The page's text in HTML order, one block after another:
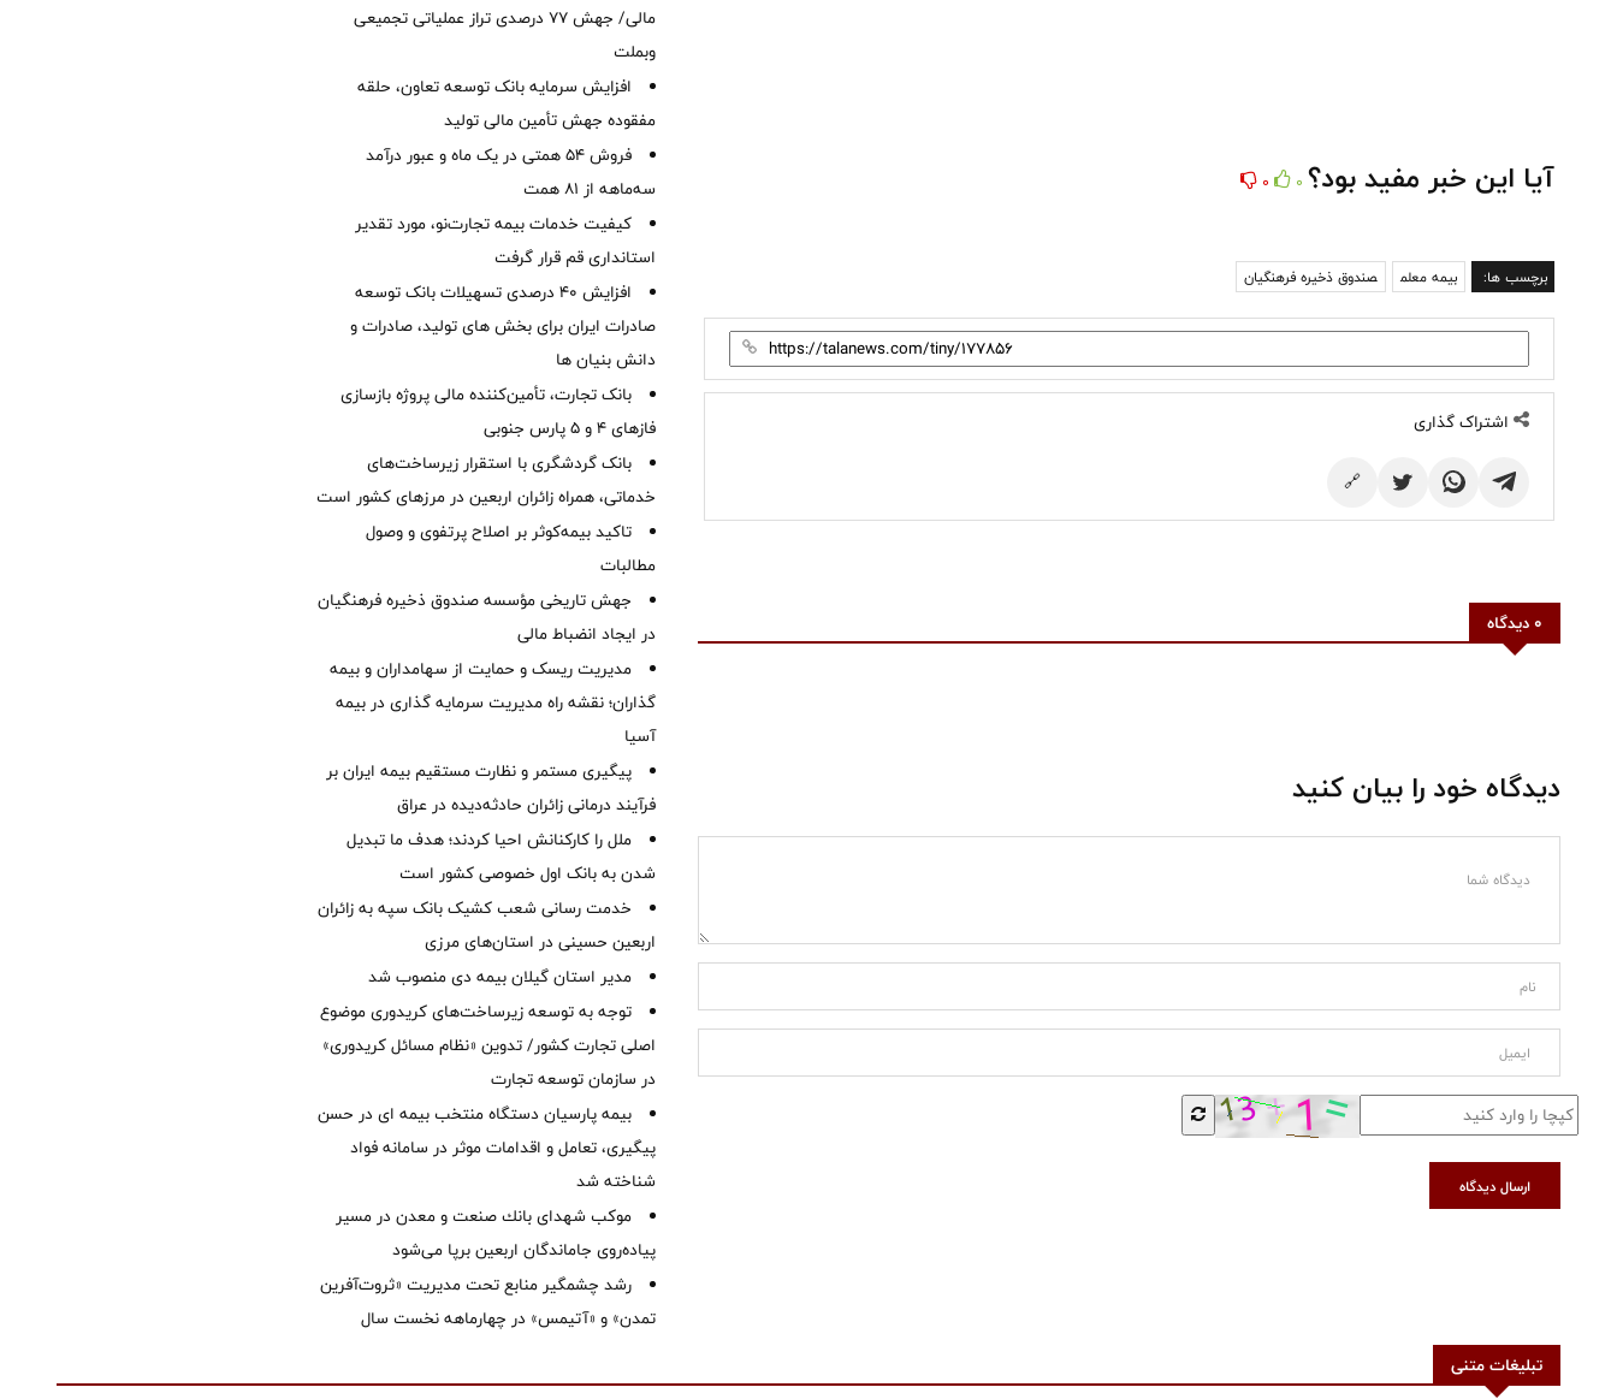
آیا این خبر مفید بود؟ 0
0
برچسب ها: بیمه معلم صندوق ذخیره فرهنگیان
اشتراک گذاری
🔗
0 دیدگاه
دیدگاه خود را بیان کنید
ارسال دیدگاه
مالی/ جهش 77 درصدی تراز عملیاتی تجمیعی
وبملت
افزایش سرمایه بانک توسعه تعاون، حلقه
مفقوده جهش تأمین مالی تولید
فروش 54 همتی در یک ماه و عبور درآمد
سه‌ماهه از 81 همت
کیفیت خدمات بیمه تجارت‌نو، مورد تقدیر
استانداری قم قرار گرفت
افزایش 40 درصدی تسهیلات بانک توسعه
صادرات ایران برای بخش های تولید، صادرات و
دانش بنیان ها
بانک تجارت، تأمین‌کننده مالی پروژه بازسازی
فازهای ۴ و ۵ پارس جنوبی
بانک گردشگری با استقرار زیرساخت‌های
خدماتی، همراه زائران اربعین در مرزهای کشور است
تاکید بیمه‌کوثر بر اصلاح پرتفوی و وصول
مطالبات ‌
جهش تاریخی مؤسسه صندوق ذخیره فرهنگیان
در ایجاد انضباط مالی
مدیریت ریسک و حمایت از سهامداران و بیمه
گذاران؛ نقشه راه مدیریت سرمایه گذاری در بیمه
آسیا
پیگیری مستمر و نظارت مستقیم بیمه ایران بر
فرآیند درمانی زائران حادثه‌دیده در عراق
ملل را کارکنانش احیا کردند؛ هدف ما تبدیل
شدن به بانک اول خصوصی کشور است
خدمت رسانی شعب کشیک بانک سپه به زائران
اربعین حسینی در استان‌‌های مرزی
‌مدیر استان گیلان بیمه دی منصوب شد
توجه به توسعه زیرساخت‌های کریدوری موضوع
اصلی تجارت کشور/ تدوین «نظام مسائل کریدوری»
در سازمان توسعه تجارت
بیمه پارسیان دستگاه منتخب بیمه ای در حسن
پیگیری، تعامل و اقدامات موثر در سامانه فواد
شناخته شد
موكب شهدای بانك صنعت و معدن در مسیر
پیاده‌روی جاماندگان اربعین برپا می‌شود
رشد چشمگیر منابع تحت مدیریت «ثروت‌آفرین
تمدن» و «آتیمس» در چهارماهه نخست سال
تبلیغات متنی